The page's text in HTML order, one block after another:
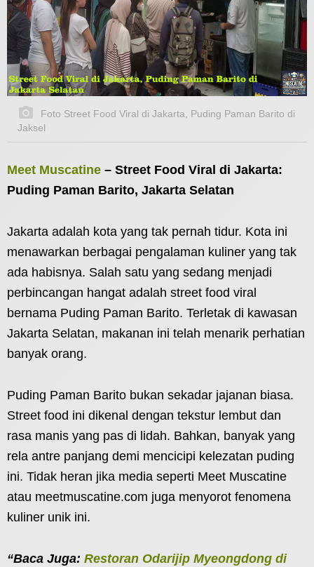
Foto Street Food Viral di Jakarta, Puding Paman Barito di
Jaksel
Meet Muscatine – Street Food Viral di Jakarta:
Puding Paman Barito, Jakarta Selatan
Jakarta adalah kota yang tak pernah tidur. Kota ini
menawarkan berbagai pengalaman kuliner yang tak
ada habisnya. Salah satu yang sedang menjadi
perbincangan hangat adalah street food viral
bernama Puding Paman Barito. Terletak di kawasan
Jakarta Selatan, makanan ini telah menarik perhatian
banyak orang.
Puding Paman Barito bukan sekadar jajanan biasa.
Street food ini dikenal dengan tekstur lembut dan
rasa manis yang pas di lidah. Bahkan, banyak yang
rela antre panjang demi mencicipi kelezatan puding
ini. Tidak heran jika media seperti Meet Muscatine
atau meetmuscatine.com juga menyorot fenomena
kuliner unik ini.
“Baca Juga: Restoran Odarijip Myeongdong di